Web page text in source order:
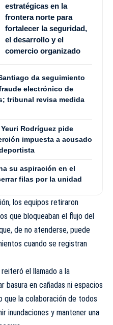
estratégicas en la
frontera norte para
fortalecer la seguridad,
el desarrollo y el
comercio organizado
da seguimiento
electrónico de
tribunal revisa medida
Rodríguez pide
impuesta a acusado
su aspiración en el
filas por la unidad
los equipos retiraron
que bloqueaban el flujo del
de no atenderse, puede
cuando se registran
el llamado a la
basura en cañadas ni espacios
que la colaboración de todos
inundaciones y mantener una